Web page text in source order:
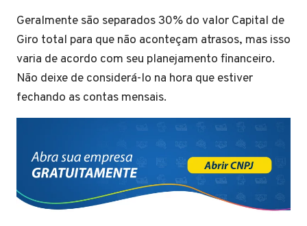
Geralmente são separados 30% do valor Capital de
Giro total para que não aconteçam atrasos, mas isso
varia de acordo com seu planejamento financeiro.
Não deixe de considerá-lo na hora que estiver
fechando as contas mensais.